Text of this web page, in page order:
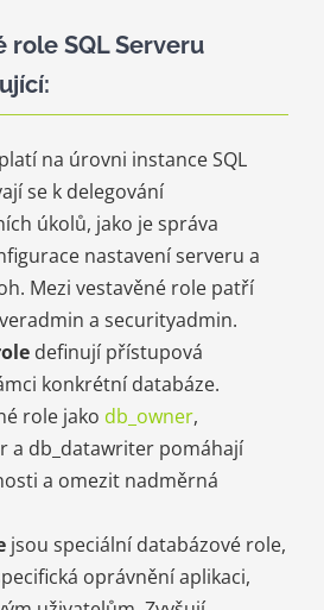
role SQL Serveru
platí na úrovni instance SQL
se k delegování
úkolů, jako je správa
nastavení serveru a
Mezi vestavěné role patří
a securityadmin.
definují přístupová
konkrétní databáze.
role jako db_owner,
a db_datawriter pomáhají
a omezit nadměrná
jsou speciální databázové role,
oprávnění aplikaci,